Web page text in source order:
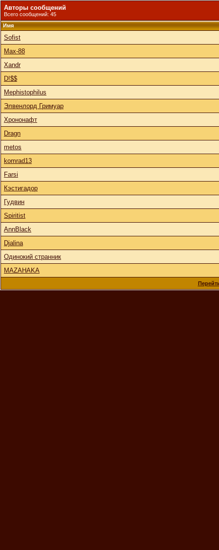
Авторы сообщений
Всего сообщений: 45
Имя
Sofist
Max-88
Xandr
D!$$
Mephistophilus
Элвенлорд Гримуар
Хрононафт
Dragn
metos
komrad13
Farsi
Кэстигадор
Гудвин
Spiritist
AnnBlack
Djalina
Одинокий странник
MAZAHAKA